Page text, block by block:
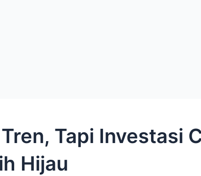
Tapi Investasi
Hijau